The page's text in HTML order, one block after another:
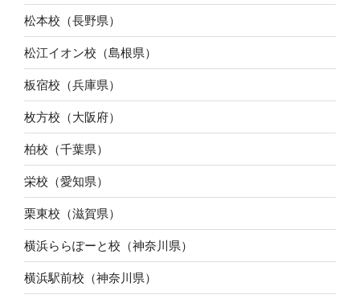
松本校（長野県）
松江イオン校（島根県）
板宿校（兵庫県）
枚方校（大阪府）
柏校（千葉県）
栄校（愛知県）
栗東校（滋賀県）
横浜ららぽーと校（神奈川県）
横浜駅前校（神奈川県）